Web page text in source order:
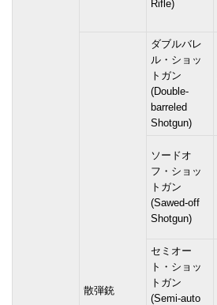
Rifle)
散弾銃
ダブルバレ
ル・ショッ
トガン
(Double-
barreled
Shotgun)
ソードオ
フ・ショッ
トガン
(Sawed-off
Shotgun)
セミオー
ト・ショッ
トガン
(Semi-auto